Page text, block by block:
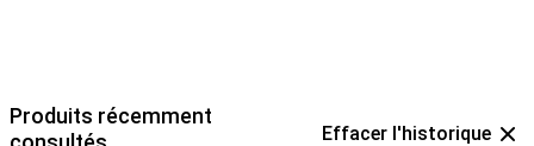
Produits récemment
Effacer l'historique